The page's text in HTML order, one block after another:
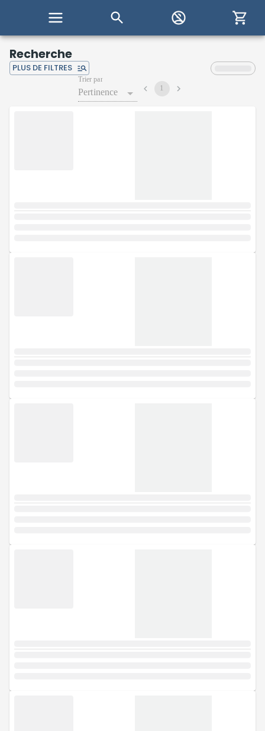
Recherche
PLUS DE FILTRES
Trier par
Pertinence 1